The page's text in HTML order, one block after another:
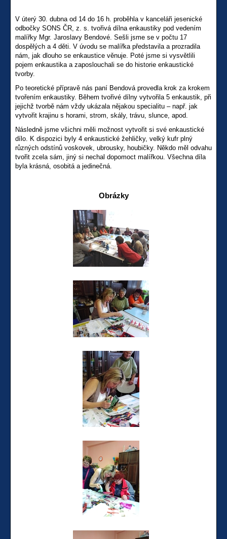
V úterý 30. dubna od 14 do 16 h. proběhla v kanceláři jesenické
odbočky SONS ČR, z. s. tvořivá dílna enkaustiky pod vedením
malířky Mgr. Jaroslavy Bendové. Sešli jsme se v počtu 17
dospělých a 4 děti. V úvodu se malířka představila a prozradila
nám, jak dlouho se enkaustice věnuje. Poté jsme si vysvětlili
pojem enkaustika a zaposlouchali se do historie enkaustické
tvorby.
Po teoretické přípravě nás paní Bendová provedla krok za krokem
tvořením enkaustiky. Během tvořivé dílny vytvořila 5 enkaustik, při
jejichž tvorbě nám vždy ukázala nějakou specialitu – např. jak
vytvořit krajinu s horami, strom, skály, trávu, slunce, apod.
Následně jsme všichni měli možnost vytvořit si své enkaustické
dílo. K dispozici byly 4 enkaustické žehličky, velký kufr plný
různých odstínů voskovek, ubrousky, houbičky. Někdo měl odvahu
tvořit zcela sám, jiný si nechal dopomoct malířkou. Všechna díla
byla krásná, osobitá a jedinečná.
Obrázky